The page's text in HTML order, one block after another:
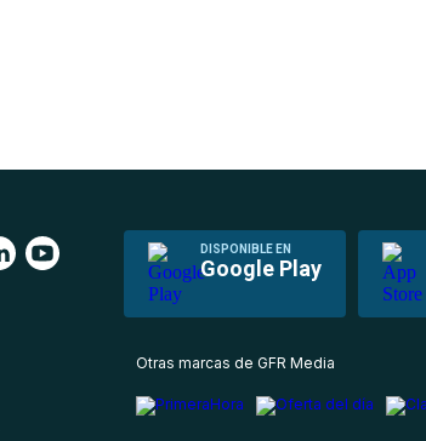
DISPONIBLE EN
Google Play
Otras marcas de GFR Media